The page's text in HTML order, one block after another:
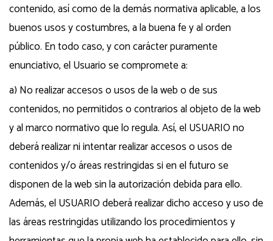
contenido, así como de la demás normativa aplicable, a los
buenos usos y costumbres, a la buena fe y al orden
público. En todo caso, y con carácter puramente
enunciativo, el Usuario se compromete a:
a) No realizar accesos o usos de la web o de sus
contenidos, no permitidos o contrarios al objeto de la web
y al marco normativo que lo regula. Así, el USUARIO no
deberá realizar ni intentar realizar accesos o usos de
contenidos y/o áreas restringidas si en el futuro se
disponen de la web sin la autorización debida para ello.
Además, el USUARIO deberá realizar dicho acceso y uso de
las áreas restringidas utilizando los procedimientos y